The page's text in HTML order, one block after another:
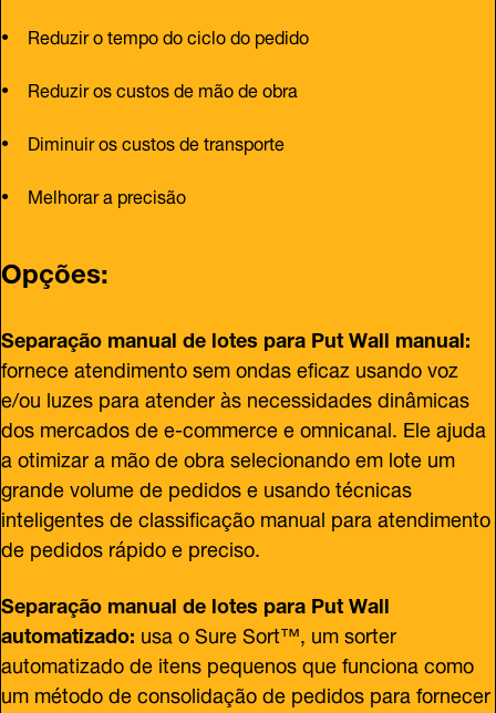
Reduzir o tempo do ciclo do pedido
Reduzir os custos de mão de obra
Diminuir os custos de transporte
Melhorar a precisão
Opções:
Separação manual de lotes para Put Wall manual:
fornece atendimento sem ondas eficaz usando voz
e/ou luzes para atender às necessidades dinâmicas
dos mercados de e-commerce e omnicanal. Ele ajuda
a otimizar a mão de obra selecionando em lote um
grande volume de pedidos e usando técnicas
inteligentes de classificação manual para atendimento
de pedidos rápido e preciso.
Separação manual de lotes para Put Wall
automatizado: usa o Sure Sort™, um sorter
automatizado de itens pequenos que funciona como
um método de consolidação de pedidos para fornecer